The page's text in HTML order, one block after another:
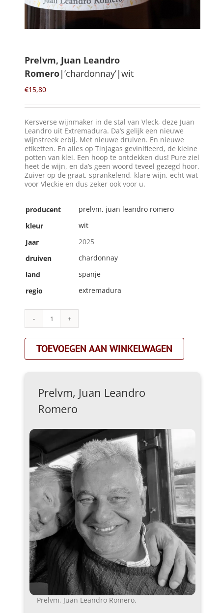
Mijn Account
Zoeken
NL
Prelvm, Juan Leandro
Romero|’chardonnay’|wit
€15,80
Kersverse wijnmaker in de stal van Vleck, deze Juan
Leandro uit Extremadura. Da’s gelijk een nieuwe
wijnstreek erbij. Met nieuwe druiven. En nieuwe
etiketten. En alles op Tinjagas gevinifieerd, de kleine
potten van klei. Een hoop te ontdekken dus! Pure ziel
heet de wijn, en da’s geen woord teveel gezegd hoor.
Zuiver op de graat, sprankelend, klare wijn, echt wat
voor Vleckie en dus zeker ook voor u.
producent
prelvm, juan leandro romero
kleur
wit
Jaar
2025
druiven
chardonnay
land
spanje
regio
extremadura
Prelvm,
Juan
Leandro
Romero|'chardonnay'|wit
aantal
TOEVOEGEN AAN WINKELWAGEN
Prelvm, Juan Leandro
Romero
Prelvm, Juan Leandro Romero.